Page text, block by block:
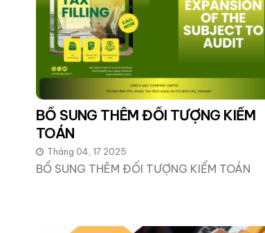
BỔ SUNG THÊM ĐỐI TƯỢNG KIỂM
TOÁN
Tháng 04, 17 2025
BỔ SUNG THÊM ĐỐI TƯỢNG KIỂM TOÁN